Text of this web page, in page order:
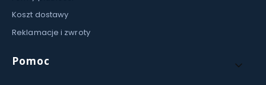
Koszt dostawy
Reklamacje i zwroty
Pomoc